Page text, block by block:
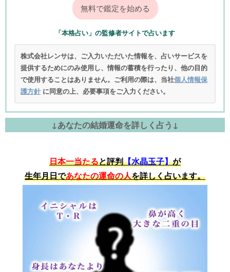
「本格占い」の監修者サイトで占います
株式会社レンサは、ご入力いただいた情報を、占いサービスを
提供するためにのみ使用し、情報の蓄積を行ったり、他の目的
で使用することはありません。ご利用の際は、当社個人情報保
護方針 に同意の上、必要事項をご入力ください。
↓あなたの結婚運命を詳しく占う↓
日本一当たると評判【水晶玉子】が
生年月日であなたの運命の人を詳しく占います。